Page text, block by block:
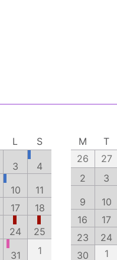
L
S
3
4
10
11
17
18
24
25
31 1
M
T
26
27
2
3
9
10
16
17
23
24
30
1